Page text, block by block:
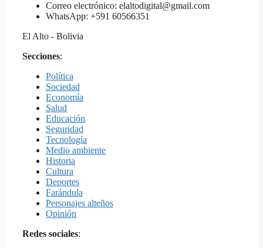
Correo electrónico: elaltodigital@gmail.com
WhatsApp: +591 60566351
El Alto - Bolivia
Secciones:
Política
Sociedad
Economía
Salud
Educación
Seguridad
Tecnología
Medio ambiente
Historia
Cultura
Deportes
Farándula
Personajes alteños
Opinión
Redes sociales: